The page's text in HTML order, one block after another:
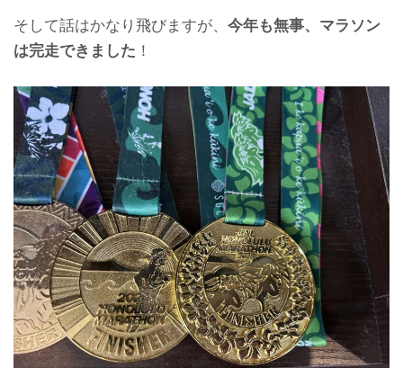
そして話はかなり飛びますが、 今年も無事、マラソン
は完走できました ！